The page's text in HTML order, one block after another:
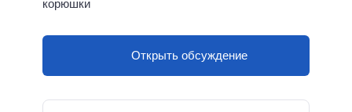
корюшки
Открыть обсуждение